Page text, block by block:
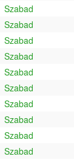
Szabad
Szabad
Szabad
Szabad
Szabad
Szabad
Szabad
Szabad
Szabad
Szabad